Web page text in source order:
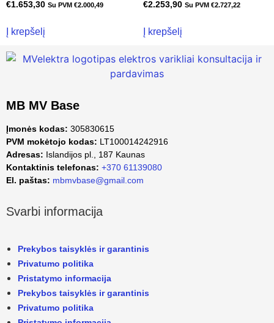
€1.653,30 Su PVM €2.000,49
Į krepšelį
€2.253,90 Su PVM €2.727,22
Į krepšelį
MB MV Base
Įmonės kodas: 305830615
PVM mokėtojo kodas: LT100014242916
Adresas: Islandijos pl., 187 Kaunas
Kontaktinis telefonas: +370 61139080
El. paštas: mbmvbase@gmail.com
Svarbi informacija
Prekybos taisyklės ir garantinis
Privatumo politika
Pristatymo informacija
Prekybos taisyklės ir garantinis
Privatumo politika